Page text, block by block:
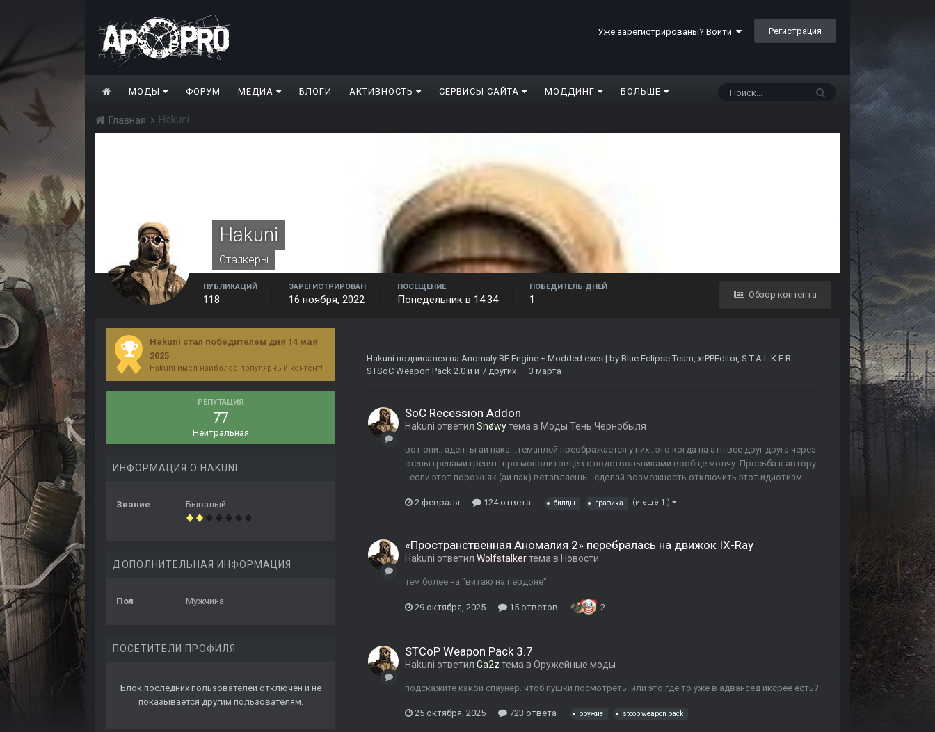
Уже зарегистрированы? Войти Регистрация
МОДЫ ФОРУМ МЕДИА БЛОГИ АКТИВНОСТЬ СЕРВИСЫ САЙТА МОДДИНГ БОЛЬШЕ
Главная Hakuni
Hakuni
Сталкеры
Обзор контента
ПУБЛИКАЦИЙ
118
ЗАРЕГИСТРИРОВАН
16 ноября, 2022
ПОСЕЩЕНИЕ
Понедельник в 14:34
ПОБЕДИТЕЛЬ ДНЕЙ
1
Hakuni стал победителем дня 14 мая
2025
Hakuni имел наиболее популярный контент!
РЕПУТАЦИЯ
77
Нейтральная
ИНФОРМАЦИЯ О HAKUNI
Звание Бывалый
ДОПОЛНИТЕЛЬНАЯ ИНФОРМАЦИЯ
Пол Мужчина
ПОСЕТИТЕЛИ ПРОФИЛЯ
Блок последних пользователей отключён и не
показывается другим пользователям.
Hakuni подписался на Anomaly BE Engine + Modded exes | by Blue Eclipse Team, xrPPEditor, S.T.A.L.K.E.R.
STSoC Weapon Pack 2.0 и и 7 других 3 марта
SoC Recession Addon
Hakuni ответил Snøwyтема в Моды Тень Чернобыля
вот они.. адепты аи пака... гемаплей преображается у них.. это когда на атп все друг друга через
стены гренами гренят. про монолитовцев с подствольниками вообще молчу. Просьба к автору
- если этот порожняк (аи пак) вставляешь - сделай возможность отключить этот идиотизм.
2 февраля 124 ответа билды графика (и ещё 1 )
«Пространственная Аномалия 2» перебралась на движок IX-Ray
Hakuni ответил Wolfstalkerтема в Новости
тем более на "витаю на пердоне"
29 октября, 2025 15 ответов 2
STCoP Weapon Pack 3.7
Hakuni ответил Ga2z тема в Оружейные моды
подскажите какой спаунер. чтоб пушки посмотреть. или это где то уже в адвансед иксрее есть?
25 октября, 2025 723 ответа оружие stcop weapon pack